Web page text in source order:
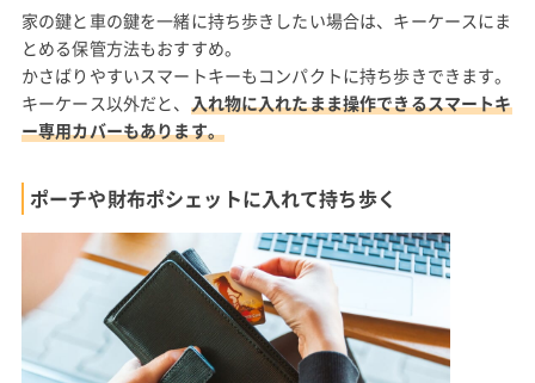
家の鍵と車の鍵を一緒に持ち歩きしたい場合は、キーケースにま
とめる保管方法もおすすめ。
かさばりやすいスマートキーもコンパクトに持ち歩きできます。
キーケース以外だと、 入れ物に入れたまま操作できるスマートキ
ー専用カバーもあります。
ポーチや財布ポシェットに入れて持ち歩く